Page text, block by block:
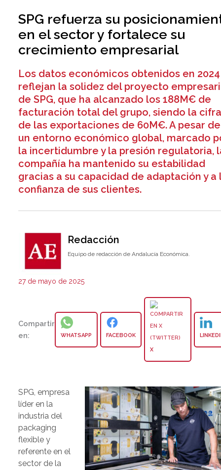
SPG refuerza su
en el sector y fortalece su
crecimiento empresarial
Los datos económicos obtenidos en 2024
reflejan la solidez del proyecto
de SPG, que ha alcanzado los 188M€ de
facturación total del grupo, siendo la
de las exportaciones de 60M€. A pesar de
un entorno económico global, marcado
la incertidumbre y la presión regulatoria,
compañía ha mantenido su estabilidad
gracias a su capacidad de adaptación y a
confianza de sus clientes.
Redacción
Equipo de redacción de Andalucía Económica.
27 de mayo de 2025
Compartir
en:
WHATSAPP FACEBOOK
X
SPG, empresa
líder en la
industria del
packaging
flexible y
referente en el
sector de la